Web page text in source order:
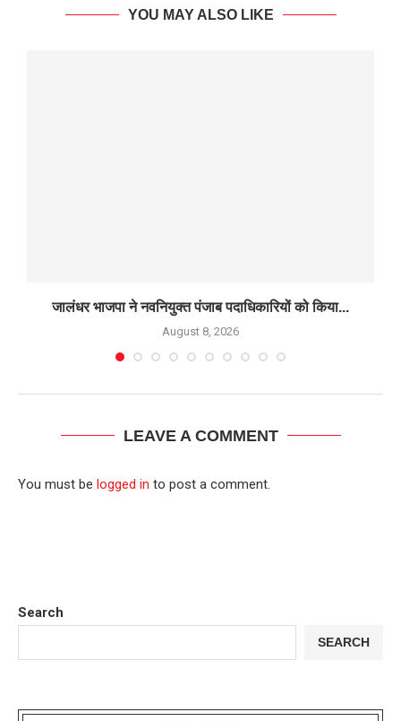
YOU MAY ALSO LIKE
जालंधर भाजपा ने नवनियुक्त पंजाब पदाधिकारियों को किया...
August 8, 2026
LEAVE A COMMENT
You must be logged in to post a comment.
Search
SEARCH